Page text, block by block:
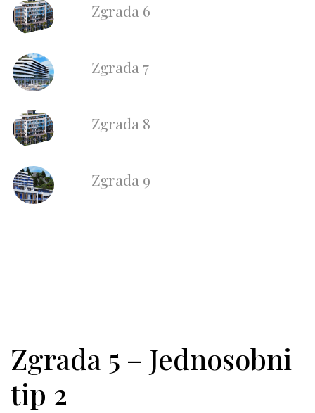
Zgrada 6
Zgrada 7
Zgrada 8
Zgrada 9
Zgrada 5 – Jednosobni
tip 2